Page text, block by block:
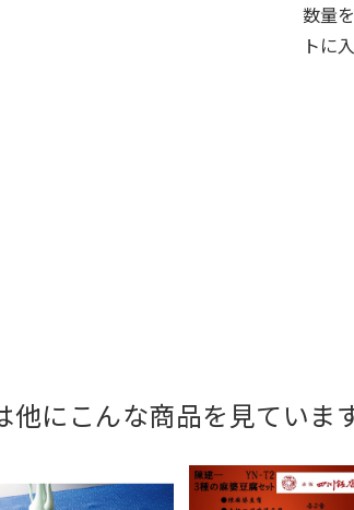
数量
トに
にこんな商品を見ています